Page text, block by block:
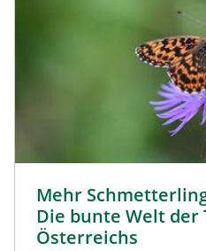
Mehr
Die bunte Welt der
Österreichs